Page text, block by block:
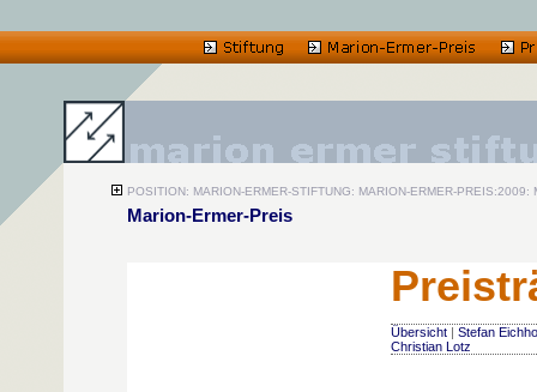
POSITION: MARION-ERMER-STIFTUNG: MARION-ERMER-PREIS:2009:
Marion-Ermer-Preis
Übersicht | Stefan
Christian Lotz